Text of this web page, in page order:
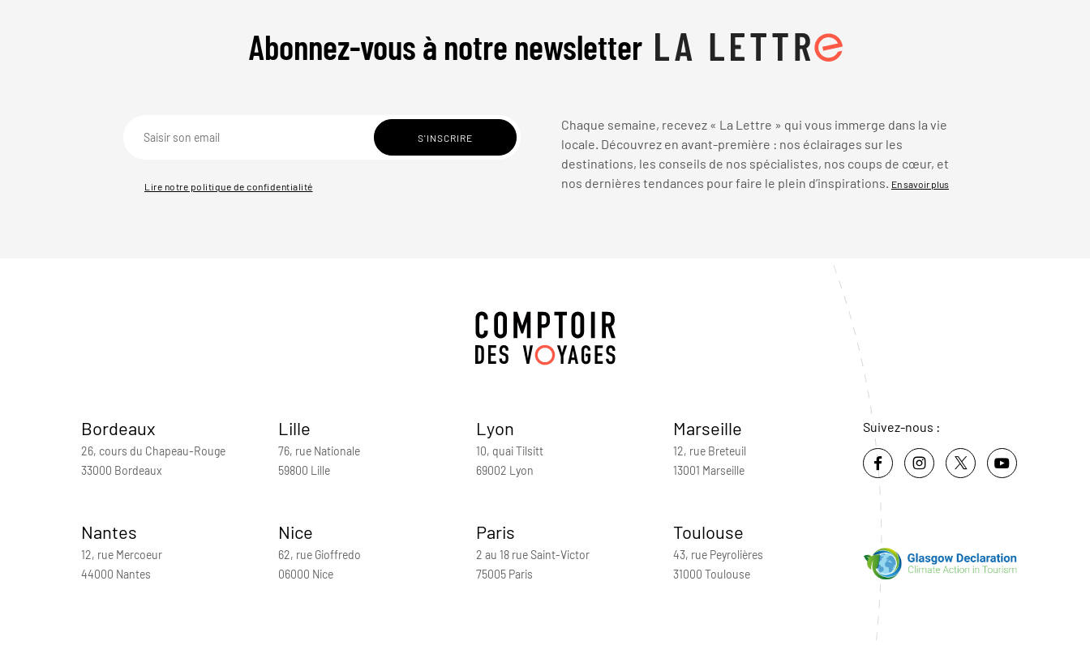
Abonnez-vous à notre newsletter
Lire notre politique de confidentialité
Chaque semaine, recevez « La Lettre » qui vous immerge dans la vie
locale. Découvrez en avant-première : nos éclairages sur les
destinations, les conseils de nos spécialistes, nos coups de cœur, et
nos dernières tendances pour faire le plein d’inspirations. En savoir plus
Bordeaux
26, cours du Chapeau-Rouge
33000 Bordeaux
Lille
76, rue Nationale
59800 Lille
Lyon
10, quai Tilsitt
69002 Lyon
Marseille
12, rue Breteuil
13001 Marseille
Nantes
12, rue Mercoeur
44000 Nantes
Nice
62, rue Gioffredo
06000 Nice
Paris
2 au 18 rue Saint-Victor
75005 Paris
Toulouse
43, rue Peyrolières
31000 Toulouse
Suivez-nous :